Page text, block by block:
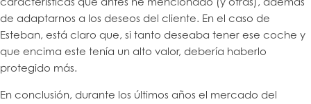
de adaptarnos a los deseos del cliente. En el caso de
Esteban, está claro que, si tanto deseaba tener ese coche y
que encima este tenía un alto valor, debería haberlo
protegido más.
En conclusión, durante los últimos años el mercado del